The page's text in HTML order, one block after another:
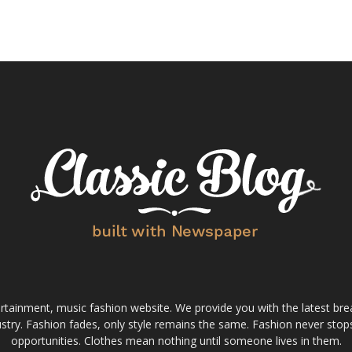
music fashion website. We provide you with the latest
Fashion fades, only style remains the same. Fashion never
opportunities. Clothes mean nothing until someone lives in them.